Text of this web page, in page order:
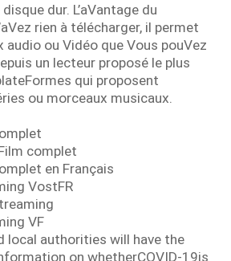
dur. L’aVantage du
rien à télécharger, il permet
audio ou Vidéo que Vous pouVez
un lecteur proposé le plus
qui proposent
ou morceaux musicaux.
complet
en Français
VostFR
VF
local authorities will have the
on whetherCOVID-19is